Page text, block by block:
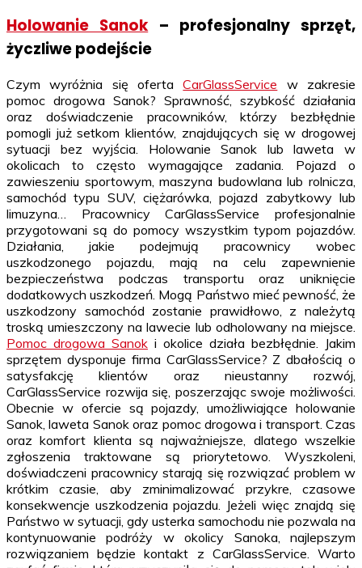
Holowanie Sanok– profesjonalny sprzęt,
życzliwe podejście
Czym wyróżnia się ofertaCarGlassService w zakresie
pomoc drogowa Sanok? Sprawność, szybkość działania
oraz doświadczenie pracowników, którzy bezbłędnie
pomogli już setkom klientów, znajdujących się w drogowej
sytuacji bez wyjścia. Holowanie Sanok lub laweta w
okolicach to często wymagające zadania. Pojazd o
zawieszeniu sportowym, maszyna budowlana lub rolnicza,
samochód typu SUV, ciężarówka, pojazd zabytkowy lub
limuzyna… Pracownicy CarGlassService profesjonalnie
przygotowani są do pomocy wszystkim typom pojazdów.
Działania, jakie podejmują pracownicy wobec
uszkodzonego pojazdu, mają na celu zapewnienie
bezpieczeństwa podczas transportu oraz uniknięcie
dodatkowych uszkodzeń. Mogą Państwo mieć pewność, że
uszkodzony samochód zostanie prawidłowo, z należytą
troską umieszczony na lawecie lub odholowany na miejsce.
Pomoc drogowa Sanok i okolice działa bezbłędnie. Jakim
sprzętem dysponuje firma CarGlassService? Z dbałością o
satysfakcję klientów oraz nieustanny rozwój,
CarGlassService rozwija się, poszerzając swoje możliwości.
Obecnie w ofercie są pojazdy, umożliwiające holowanie
Sanok, laweta Sanok oraz pomoc drogowa i transport. Czas
oraz komfort klienta są najważniejsze, dlatego wszelkie
zgłoszenia traktowane są priorytetowo. Wyszkoleni,
doświadczeni pracownicy starają się rozwiązać problem w
krótkim czasie, aby zminimalizować przykre, czasowe
konsekwencje uszkodzenia pojazdu. Jeżeli więc znajdą się
Państwo w sytuacji, gdy usterka samochodu nie pozwala na
kontynuowanie podróży w okolicy Sanoka, najlepszym
rozwiązaniem będzie kontakt z CarGlassService. Warto